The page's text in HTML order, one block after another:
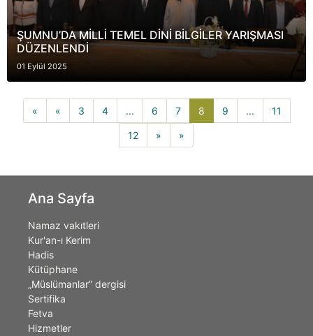
ŞUMNU’DA MİLLİ TEMEL DİNİ BİLGİLER YARIŞMASI
DÜZENLENDİ
01 Eylül 2025
« « 3 4 ... 6 7 88(current)
9 ... 11
12 » »
Ana Sayfa
Namaz vakıtleri
Kur'an-ı Kerim
Hadis
Kütüphane
„Müslümanlar” dergisi
Sertifika
Fetva
Hizmetler